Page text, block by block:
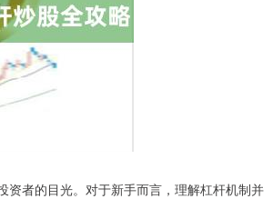
资者的目光。对于新手而言，理解杠杆机制并